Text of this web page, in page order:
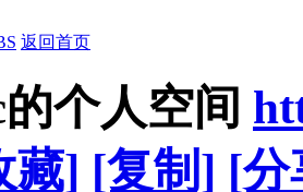
返回首页
个人空间
藏] [复制] [分